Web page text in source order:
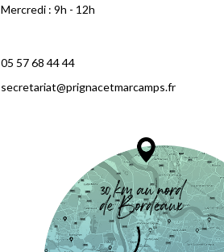
Mercredi : 9h - 12h
05 57 68 44 44
secretariat@prignacetmarcamps.fr